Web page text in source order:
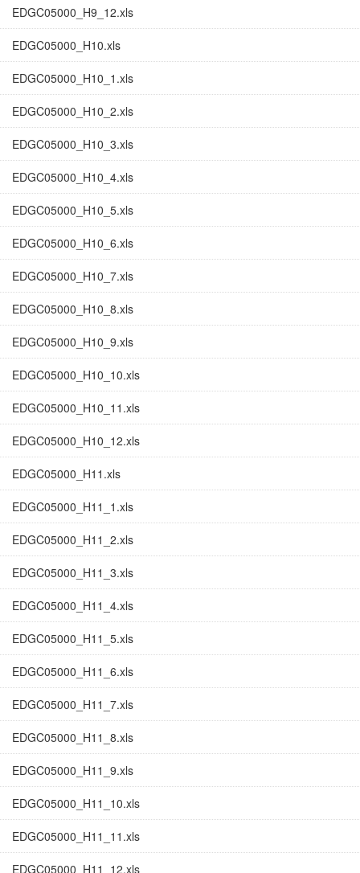
EDGC05000_H9_12.xls
EDGC05000_H10.xls
EDGC05000_H10_1.xls
EDGC05000_H10_2.xls
EDGC05000_H10_3.xls
EDGC05000_H10_4.xls
EDGC05000_H10_5.xls
EDGC05000_H10_6.xls
EDGC05000_H10_7.xls
EDGC05000_H10_8.xls
EDGC05000_H10_9.xls
EDGC05000_H10_10.xls
EDGC05000_H10_11.xls
EDGC05000_H10_12.xls
EDGC05000_H11.xls
EDGC05000_H11_1.xls
EDGC05000_H11_2.xls
EDGC05000_H11_3.xls
EDGC05000_H11_4.xls
EDGC05000_H11_5.xls
EDGC05000_H11_6.xls
EDGC05000_H11_7.xls
EDGC05000_H11_8.xls
EDGC05000_H11_9.xls
EDGC05000_H11_10.xls
EDGC05000_H11_11.xls
EDGC05000_H11_12.xls